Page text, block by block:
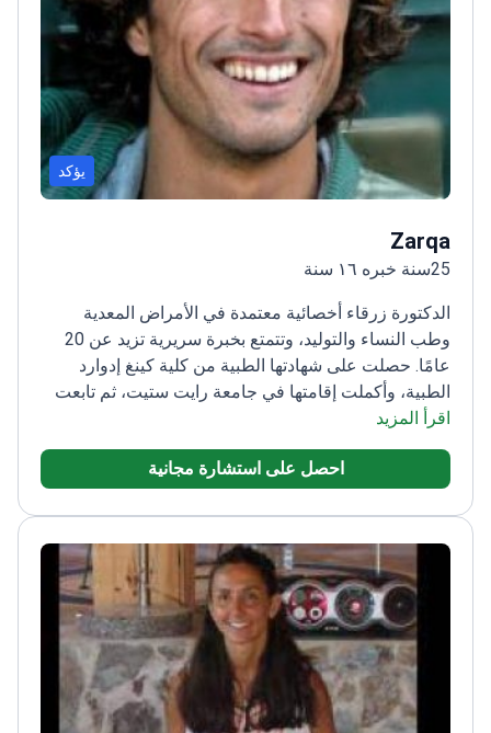
يؤكد
Zarqa
25سنة خبره ١٦ سنة
الدكتورة زرقاء أخصائية معتمدة في الأمراض المعدية
وطب النساء والتوليد، وتتمتع بخبرة سريرية تزيد عن 20
عامًا. حصلت على شهادتها الطبية من كلية كينغ إدوارد
الطبية، وأكملت إقامتها في جامعة رايت ستيت، ثم تابعت
زمالة في كلية الطب بجامعة ميزوري-كانساس سيتي.
تحمل الدكتورة زرقاء شهادة تدريب ماجستير في علاج
العقم من مستشفى هومرتون الجامعي، كما حصلت على
الأمل للولادة ومركز الخصوبة في عمّان. أدارت أكثر من
10,000 حالة مرضية، وتشتهر بمهاراتها المتقدمة في صحة
المرأة والأمراض المعدية.
اقرأ المزيد
احصل على استشارة مجانية